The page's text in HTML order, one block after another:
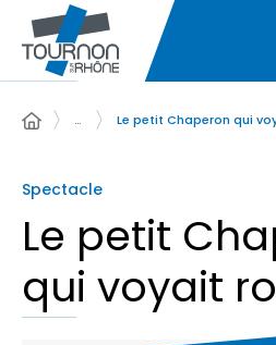
… Le petit Chaperon qui
Spectacle
Le petit
qui voyait